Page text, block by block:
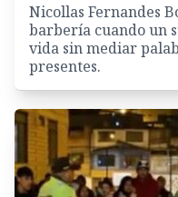
Nicollas Fernandes
barbería cuando un
vida sin mediar
presentes.